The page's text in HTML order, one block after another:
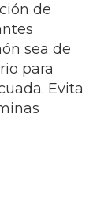
de
sea de
para
Evita